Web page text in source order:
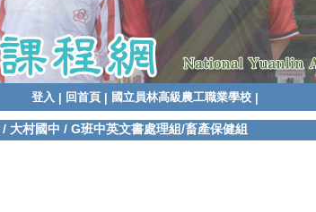
登入 | 回首頁| 國立員林高級農工職業學校|
/ 大村國中 / G班中英文書處理組/畜產保健組